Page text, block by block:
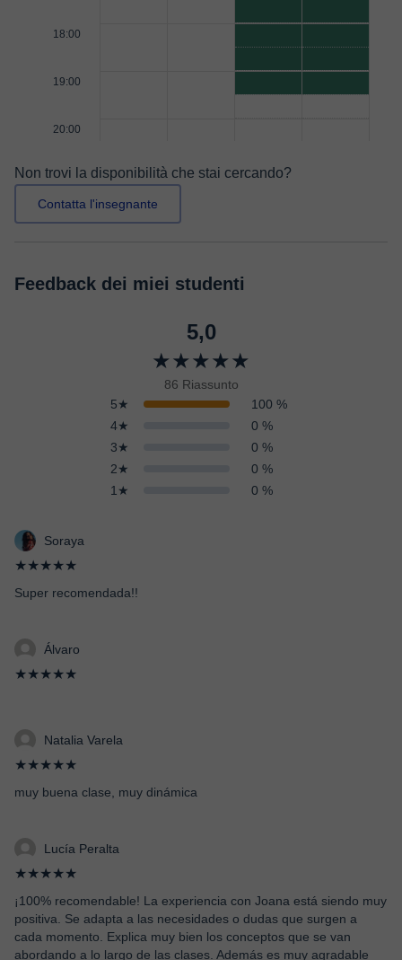
18:00
19:00
20:00
Non trovi la disponibilità che stai cercando?
Contatta l'insegnante
Feedback dei miei studenti
5,0
★★★★★
86 Riassunto
5★
100 %
4★
0 %
3★
0 %
2★
0 %
1★
0 %
Soraya
★★★★★
Super recomendada!!
Álvaro
★★★★★
Natalia Varela
★★★★★
muy buena clase, muy dinámica
Lucía Peralta
★★★★★
¡100% recomendable! La experiencia con Joana está siendo muy
positiva. Se adapta a las necesidades o dudas que surgen a
cada momento. Explica muy bien los conceptos que se van
abordando a lo largo de las clases. Además es muy agradable